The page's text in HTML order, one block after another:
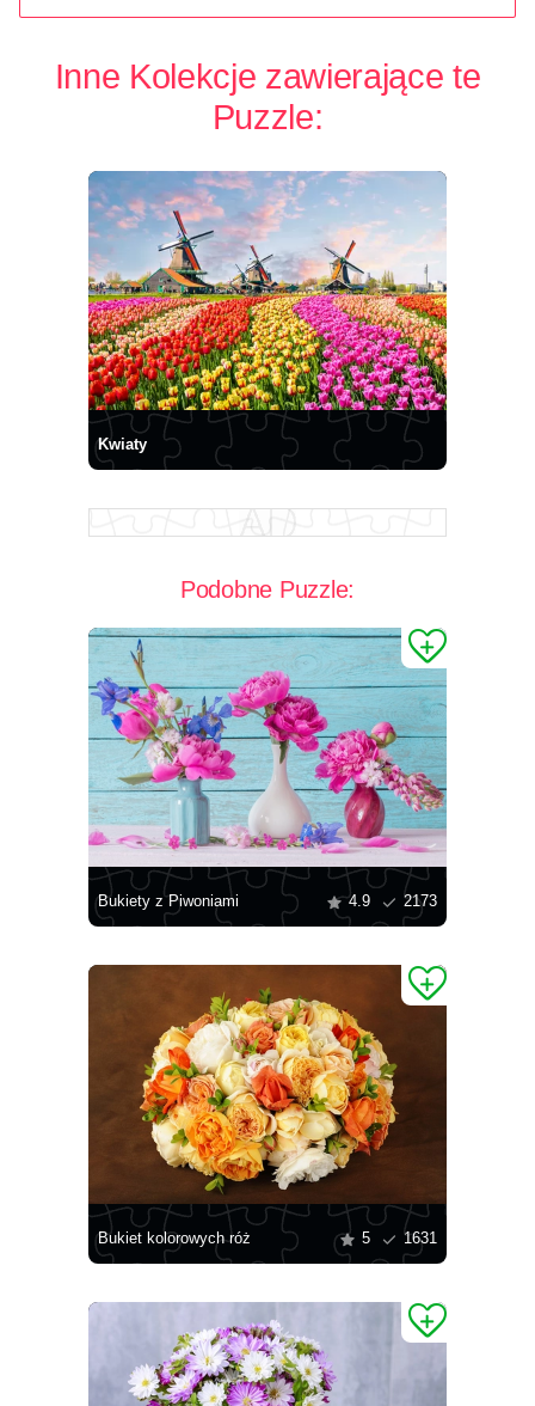
Inne Kolekcje zawierające te
Puzzle:
Kwiaty
Podobne Puzzle:
Bukiety z Piwoniami 4.9 2173
Bukiet kolorowych róż 5 1631